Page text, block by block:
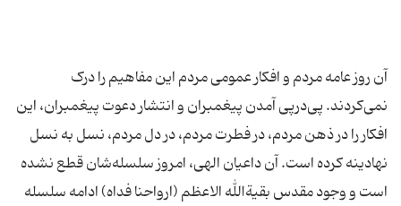
آن روز عامه مردم و افکار عمومی مردم این مفاهیم را درک
نمی‌کردند. پی‌درپی آمدن پیغمبران و انتشار دعوت پیغمبران، این
افکار را در ذهن مردم، در فطرت مردم، در دل مردم، نسل به نسل
نهادینه کرده است. آن داعیان الهی، امروز سلسله‌شان قطع نشده
است و وجود مقدس بقیة‌الله الاعظم (ارواحنا فداه) ادامه سلسله